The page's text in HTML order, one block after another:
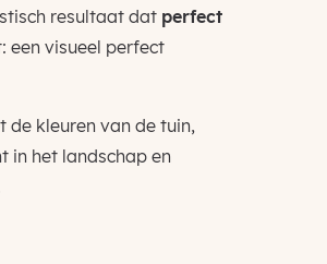
resultaat dat perfect
een visueel perfect
de kleuren van de tuin,
in het landschap en